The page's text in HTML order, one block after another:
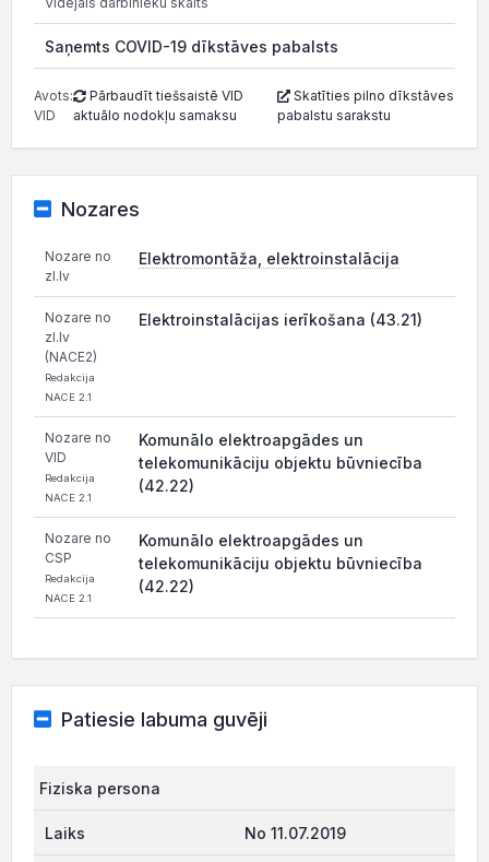
Saņemts COVID-19 dīkstāves pabalsts
Avots:
VID
Pārbaudīt tiešsaistē VID
aktuālo nodokļu samaksu
Skatīties pilno dīkstāves
pabalstu sarakstu
Nozares
Nozare no
zl.lv
Elektromontāža, elektroinstalācija
Nozare no
zl.lv
(NACE2)
Redakcija
NACE 2.1
Elektroinstalācijas ierīkošana (43.21)
Nozare no
VID
Redakcija
NACE 2.1
Komunālo elektroapgādes un
telekomunikāciju objektu būvniecība
(42.22)
Nozare no
CSP
Redakcija
NACE 2.1
Komunālo elektroapgādes un
telekomunikāciju objektu būvniecība
(42.22)
Patiesie labuma guvēji
Fiziska persona
No 11.07.2019